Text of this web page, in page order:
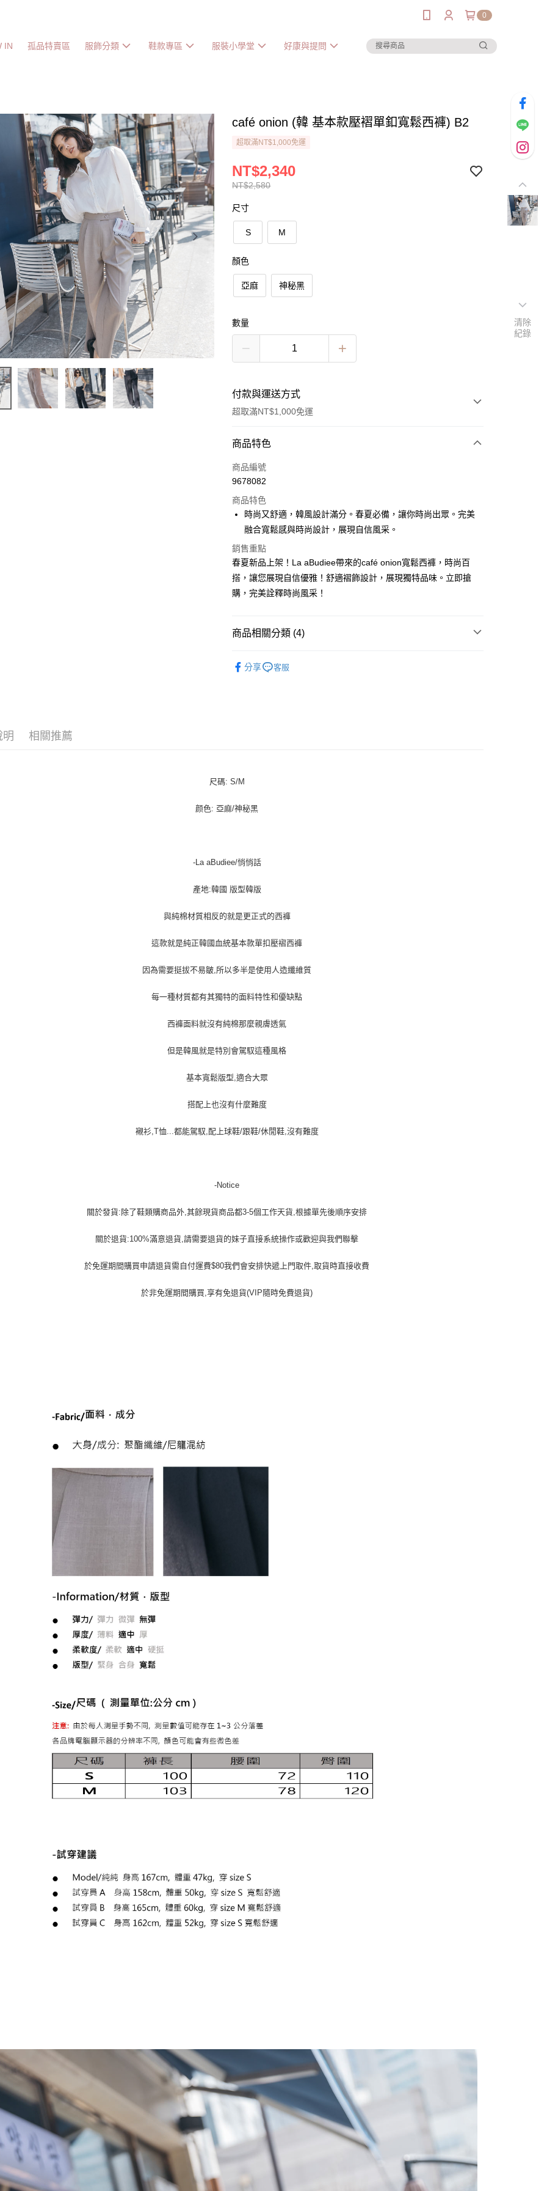
0
IN 孤品特賣區 服飾分類 鞋款專區 服裝小學堂 好康與提問
café onion (韓 基本款壓褶單釦寬鬆西褲) B2
超取滿NT$1,000免運
NT$2,580
NT$2,340
尺寸
S M
顏色
亞麻 神秘黑
數量
付款與運送方式
超取滿NT$1,000免運
付款方式
信用卡一次付款
街口支付
悠遊付
ATM付款
貨到付款
付款後全家純取貨
商品特色
商品編號
9678082
商品特色
時尚又舒適，韓風設計滿分。春夏必備，讓你時尚出眾。完美
融合寬鬆感與時尚設計，展現自信風采。
銷售重點
春夏新品上架！La aBudiee帶來的café onion寬鬆西褲，時尚百
搭，讓您展現自信優雅！舒適褶飾設計，展現獨特品味。立即搶
購，完美詮釋時尚風采！
商品相關分類 (4)
分享 客服
明 相關推薦
尺碼: S/M
颜色: 亞麻/神秘黑
-La aBudiee/悄悄話
產地:韓國 版型韓版
與純棉材質相反的就是更正式的西褲
這款就是純正韓國血統基本款單扣壓褶西褲
因為需要挺拔不易皺,所以多半是使用人造纖維質
每一種材質都有其獨特的面料特性和優缺點
西褲面料就沒有純棉那麼親膚透氣
但是韓風就是特別會駕馭這種風格
基本寬鬆版型,適合大眾
搭配上也沒有什麼難度
襯衫,T恤...都能駕馭,配上球鞋/跟鞋/休閒鞋,沒有難度
-Notice
關於發貨:除了鞋類購商品外,其餘現貨商品都3-5個工作天貨,根據單先後順序安排
關於退貨:100%滿意退貨,請需要退貨的妹子直接系統操作或歡迎與我們聯擊
於免運期間購買申請退貨需自付運費$80我們會安排快遞上門取件,取貨時直接收費
於非免運期間購買,享有免退貨(VIP隨時免費退貨)
清除
紀錄